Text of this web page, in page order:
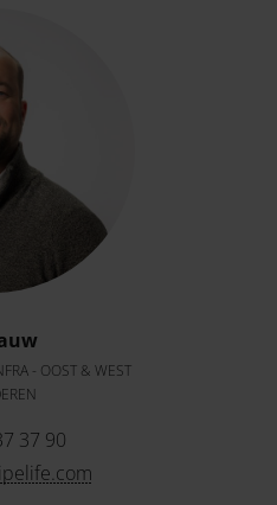
- OOST & WEST
37 90